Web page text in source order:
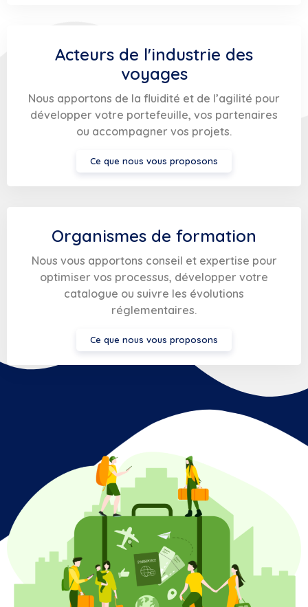
Acteurs de l'industrie des
voyages
Nous apportons de la fluidité et de l’agilité pour
développer votre portefeuille, vos partenaires
ou accompagner vos projets.
Ce que nous vous proposons
Organismes de formation
Nous vous apportons conseil et expertise pour
optimiser vos processus, développer votre
catalogue ou suivre les évolutions
réglementaires.
Ce que nous vous proposons